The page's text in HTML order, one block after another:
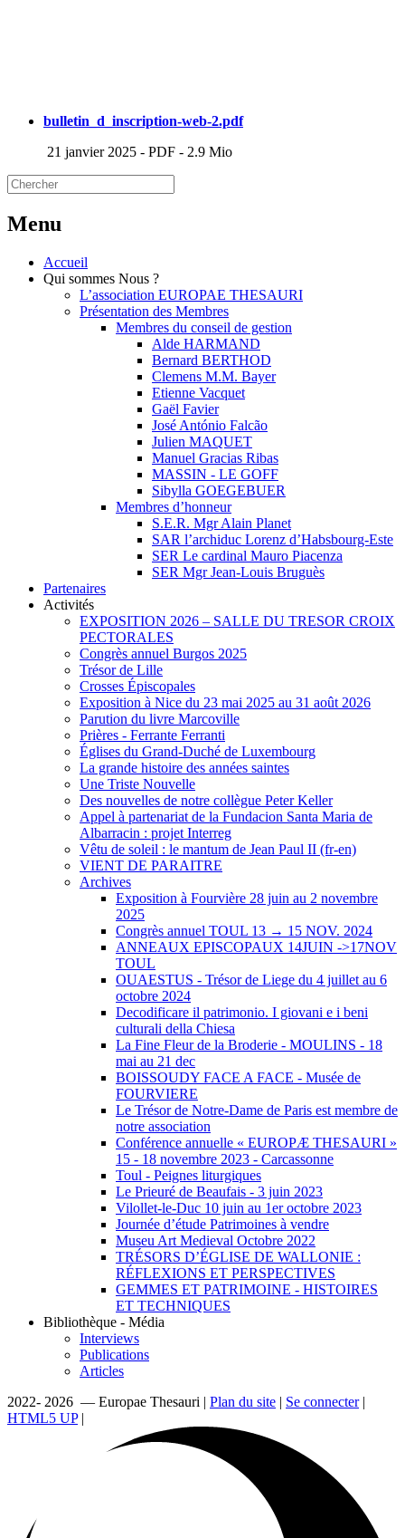
bulletin_d_inscription-web-2.pdf
21 janvier 2025 - PDF - 2.9 Mio
Menu
Accueil
Qui sommes Nous ?
L’association EUROPAE THESAURI
Présentation des Membres
Membres du conseil de gestion
Alde HARMAND
Bernard BERTHOD
Clemens M.M. Bayer
Etienne Vacquet
Gaël Favier
José António Falcão
Julien MAQUET
Manuel Gracias Ribas
MASSIN - LE GOFF
Sibylla GOEGEBUER
Membres d’honneur
S.E.R. Mgr Alain Planet
SAR l’archiduc Lorenz d’Habsbourg-Este
SER Le cardinal Mauro Piacenza
SER Mgr Jean-Louis Bruguès
Partenaires
Activités
EXPOSITION 2026 – SALLE DU TRESOR CROIX
PECTORALES
Congrès annuel Burgos 2025
Trésor de Lille
Crosses Épiscopales
Exposition à Nice du 23 mai 2025 au 31 août 2026
Parution du livre Marcoville
Prières - Ferrante Ferranti
Églises du Grand-Duché de Luxembourg
La grande histoire des années saintes
Une Triste Nouvelle
Des nouvelles de notre collègue Peter Keller
Appel à partenariat de la Fundacion Santa Maria de
Albarracin : projet Interreg
Vêtu de soleil : le mantum de Jean Paul II (fr-en)
VIENT DE PARAITRE
Archives
Exposition à Fourvière 28 juin au 2 novembre
2025
Congrès annuel TOUL 13 → 15 NOV. 2024
ANNEAUX EPISCOPAUX 14JUIN ->17NOV
TOUL
OUAESTUS - Trésor de Liege du 4 juillet au 6
octobre 2024
Decodificare il patrimonio. I giovani e i beni
culturali della Chiesa
La Fine Fleur de la Broderie - MOULINS - 18
mai au 21 dec
BOISSOUDY FACE A FACE - Musée de
FOURVIERE
Le Trésor de Notre-Dame de Paris est membre de
notre association
Conférence annuelle « EUROPÆ THESAURI »
15 ‐ 18 novembre 2023 - Carcassonne
Toul - Peignes liturgiques
Le Prieuré de Beaufais - 3 juin 2023
Vilollet-le-Duc 10 juin au 1er octobre 2023
Journée d’étude Patrimoines à vendre
Museu Art Medieval Octobre 2022
TRÉSORS D’ÉGLISE DE WALLONIE :
RÉFLEXIONS ET PERSPECTIVES
GEMMES ET PATRIMOINE - HISTOIRES
ET TECHNIQUES
Bibliothèque - Média
Interviews
Publications
Articles
2022- 2026 — Europae Thesauri | Plan du site | Se connecter|
HTML5 UP|